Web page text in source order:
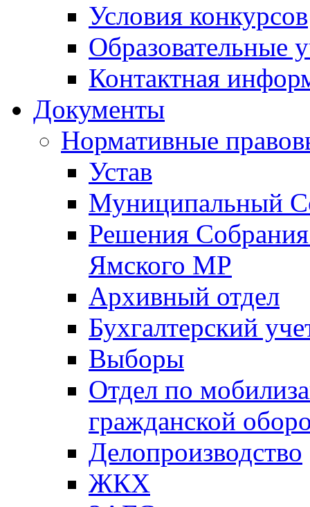
Условия конкурсов
Образовательные
Контактная
Документы
Нормативные
Устав
Муниципальный
Решения
Ямского МР
Архивный отдел
Бухгалтерский
Выборы
Отдел по
гражданской
Делопроизводство
ЖКХ